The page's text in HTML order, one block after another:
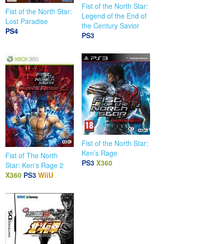
Fist of the North Star:
Lost Paradise
PS4
Fist of the North Star:
Legend of the End of
the Century Savior
PS3
Fist of The North
Star: Ken's Rage 2
X360 PS3 WiiU
Fist of the North Star:
Ken’s Rage
PS3 X360